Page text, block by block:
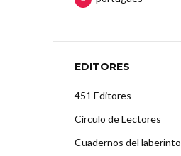
EDITORES
451 Editores
Círculo de Lectores
Cuadernos del laberinto